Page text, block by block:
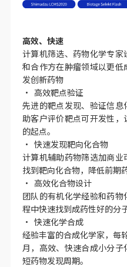
高效、快速
计算机筛选、药物化学专
和合作方在肿瘤领域以更
发创新药物
• 高效靶点验证
先进的靶点发现、验证信
助客户评价靶点可开发性
的起点。
• 快速发现靶向化合物
计算机辅助药物筛选加商
找到靶向化合物，降低前期
• 高效化合物设计
团队的有机化学经验和药
程中快速找到成药性好的分
• 快速化学合成
经验丰富的合成化学家，每
月，高效、快速合成小分
短药物发现周期。